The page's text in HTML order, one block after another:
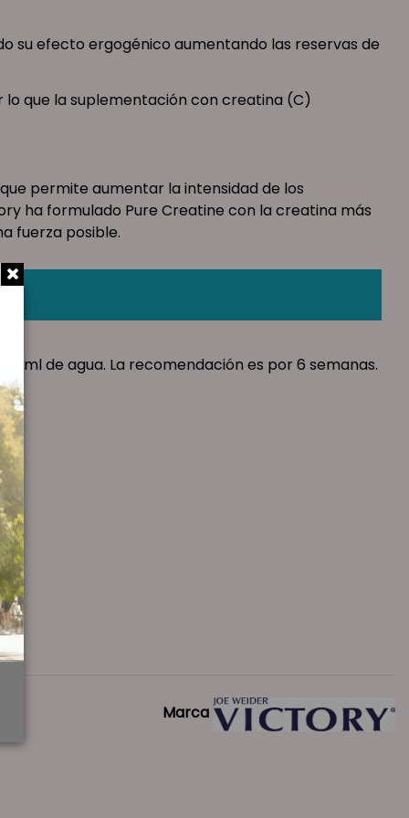
su efecto ergogénico aumentando las reservas de
lo que la suplementación con creatina (C)
permite aumentar la intensidad de los
ha formulado Pure Creatine con la creatina más
fuerza posible.
de agua. La recomendación es por 6 semanas.
Marca